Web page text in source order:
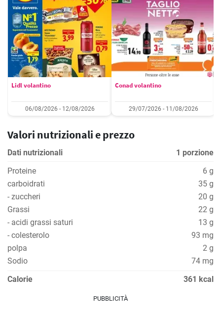
Lidl volantino
06/08/2026 - 12/08/2026
Conad volantino
29/07/2026 - 11/08/2026
Valori nutrizionali e prezzo
Dati nutrizionali
1 porzione
Proteine
6 g
carboidrati
35 g
- zuccheri
20 g
Grassi
22 g
- acidi grassi saturi
13 g
- colesterolo
93 mg
polpa
2 g
Sodio
74 mg
Calorie
361 kcal
PUBBLICITÀ